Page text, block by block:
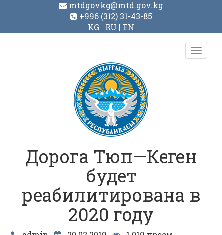
mtdgovkg@mtd.gov.kg
+996 (312) 31-43-85
KG
RU EN
Toggle
Дорога Тюп—Кеген
будет
реабилитирована в
2020 году